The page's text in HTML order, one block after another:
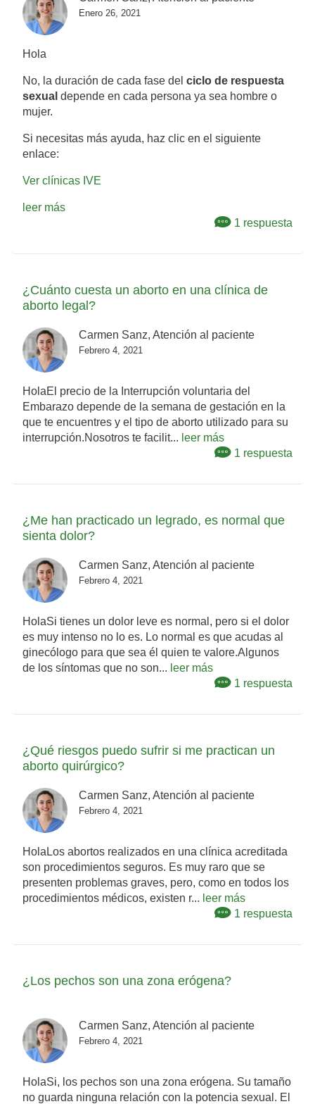
Enero 26, 2021
Hola
No, la duración de cada fase del ciclo de respuesta
sexual depende en cada persona ya sea hombre o
mujer.
Si necesitas más ayuda, haz clic en el siguiente
enlace:
Ver clínicas IVE
leer más
1 respuesta
¿Cuánto cuesta un aborto en una clínica de
aborto legal?
Carmen Sanz, Atención al paciente
Febrero 4, 2021
HolaEl precio de la Interrupción voluntaria del
Embarazo depende de la semana de gestación en la
que te encuentres y el tipo de aborto utilizado para su
interrupción.Nosotros te facilit... leer más
1 respuesta
¿Me han practicado un legrado, es normal que
sienta dolor?
Carmen Sanz, Atención al paciente
Febrero 4, 2021
HolaSi tienes un dolor leve es normal, pero si el dolor
es muy intenso no lo es. Lo normal es que acudas al
ginecólogo para que sea él quien te valore.Algunos
de los síntomas que no son... leer más
1 respuesta
¿Qué riesgos puedo sufrir si me practican un
aborto quirúrgico?
Carmen Sanz, Atención al paciente
Febrero 4, 2021
HolaLos abortos realizados en una clínica acreditada
son procedimientos seguros. Es muy raro que se
presenten problemas graves, pero, como en todos los
procedimientos médicos, existen r... leer más
1 respuesta
¿Los pechos son una zona erógena?
Carmen Sanz, Atención al paciente
Febrero 4, 2021
HolaSi, los pechos son una zona erógena. Su tamaño
no guarda ninguna relación con la potencia sexual. El